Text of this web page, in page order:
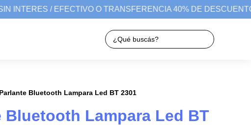
INTERES / EFECTIVO O TRANSFERENCIA 40% DE DESCUENTO
Parlante Bluetooth Lampara Led BT 2301
Bluetooth Lampara Led BT